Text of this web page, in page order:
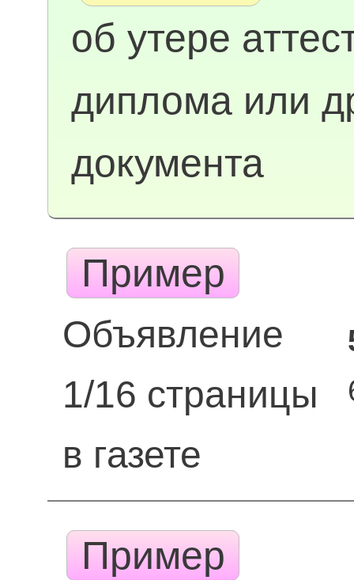
об утере
диплома или
документа
Пример
Объявление
1/16 страницы
в газете
Пример